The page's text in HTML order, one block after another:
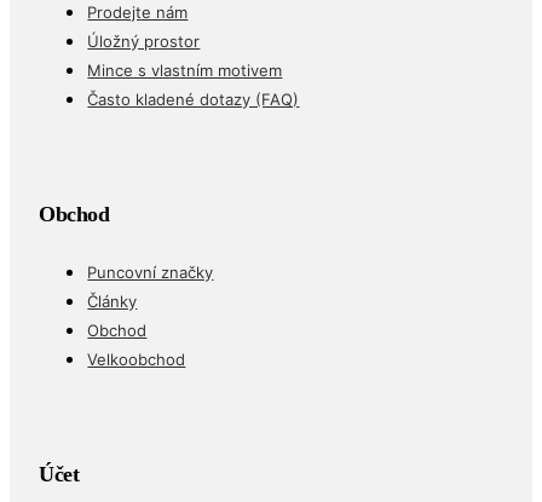
Prodejte nám
Úložný prostor
Mince s vlastním motivem
Často kladené dotazy (FAQ)
Obchod
Puncovní značky
Články
Obchod
Velkoobchod
Účet